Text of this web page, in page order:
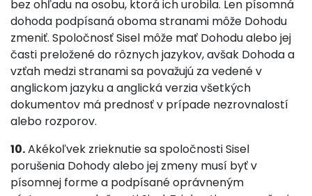
bez ohľadu na osobu, ktorá ich urobila. Len písomná
dohoda podpísaná oboma stranami môže Dohodu
zmeniť. Spoločnosť Sisel môže mať Dohodu alebo jej
časti preložené do rôznych jazykov, avšak Dohoda a
vzťah medzi stranami sa považujú za vedené v
anglickom jazyku a anglická verzia všetkých
dokumentov má prednosť v prípade nezrovnalostí
alebo rozporov.
10.Akékoľvek zrieknutie sa spoločnosti Sisel
porušenia Dohody alebo jej zmeny musí byť v
písomnej forme a podpísané oprávneným